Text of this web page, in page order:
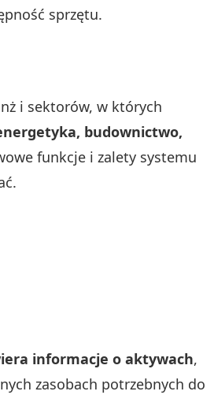
sprzętu.
i sektorów, w których
budownictwo,
funkcje i zalety systemu
informacje o aktywach,
zasobach potrzebnych do